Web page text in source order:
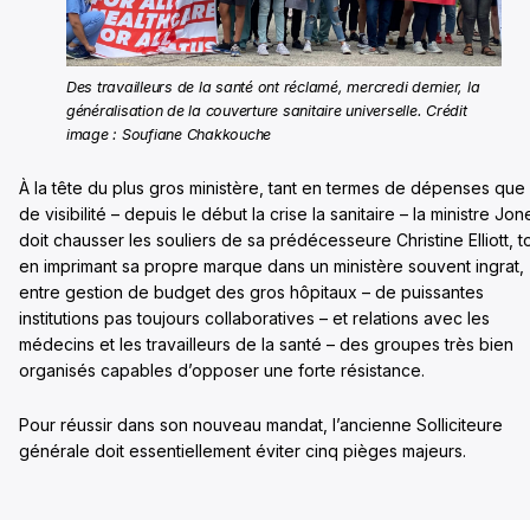
Des travailleurs de la santé ont réclamé, mercredi dernier, la
généralisation de la couverture sanitaire universelle. Crédit
image : Soufiane Chakkouche
À la tête du plus gros ministère, tant en termes de dépenses que
de visibilité – depuis le début la crise la sanitaire – la ministre
doit chausser les souliers de sa prédécesseure Christine Elliott,
en imprimant sa propre marque dans un ministère souvent ingrat,
entre gestion de budget des gros hôpitaux – de puissantes
institutions pas toujours collaboratives – et relations avec les
médecins et les travailleurs de la santé – des groupes très bien
organisés capables d’opposer une forte résistance.
Pour réussir dans son nouveau mandat, l’ancienne Solliciteure
générale doit essentiellement éviter cinq pièges majeurs.